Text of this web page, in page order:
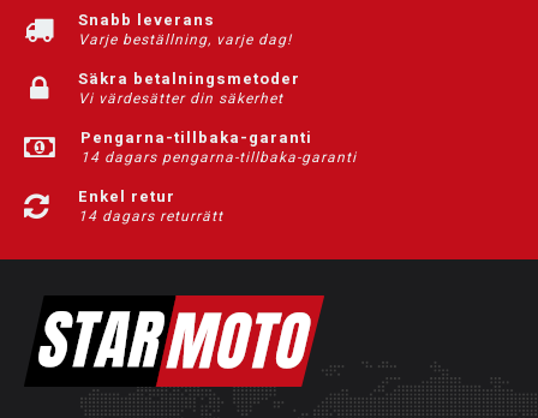
Snabb leverans
Varje beställning, varje dag!
Säkra betalningsmetoder
Vi värdesätter din säkerhet
Pengarna-tillbaka-garanti
14 dagars pengarna-tillbaka-garanti
Enkel retur
14 dagars returrätt